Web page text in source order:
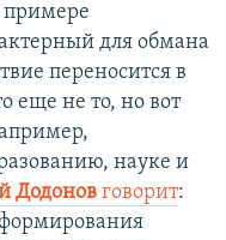
примере
для обмана
переносится в
еще не то, но вот
науке и
Додонов говорит: